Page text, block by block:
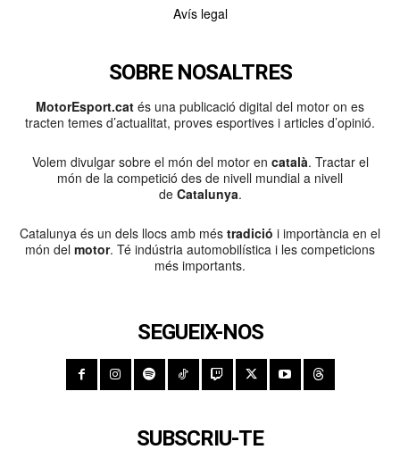
Avís legal
SOBRE NOSALTRES
MotorEsport.cat és una publicació digital del motor on es
tracten temes d’actualitat, proves esportives i articles d’opinió.
Volem divulgar sobre el món del motor en català. Tractar el
món de la competició des de nivell mundial a nivell
de Catalunya.
Catalunya és un dels llocs amb més tradició i importància en el
món del motor. Té indústria automobilística i les competicions
més importants.
SEGUEIX-NOS
SUBSCRIU-TE